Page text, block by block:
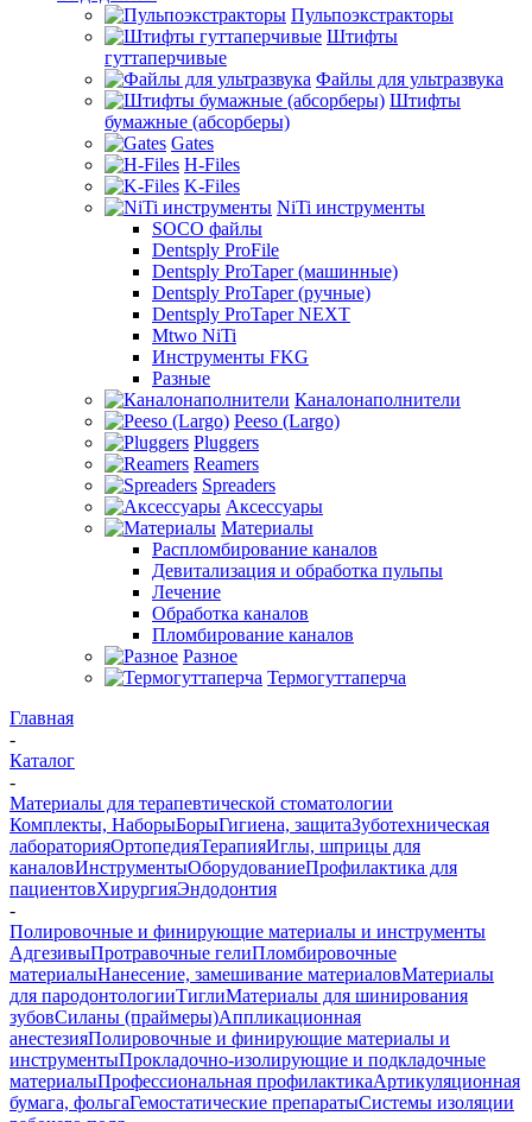
Пульпоэкстракторы
Штифты
гуттаперчивые
Файлы для ультразвука
Штифты
бумажные (абсорберы)
Gates
H-Files
K-Files
NiTi инструменты
SOCO файлы
Dentsply ProFile
Dentsply ProTaper (машинные)
Dentsply ProTaper (ручные)
Dentsply ProTaper NEXT
Mtwo NiTi
Инструменты FKG
Разные
Каналонаполнители
Peeso (Largo)
Pluggers
Reamers
Spreaders
Аксессуары
Материалы
Распломбирование каналов
Девитализация и обработка пульпы
Лечение
Обработка каналов
Пломбирование каналов
Разное
Термогуттаперча
Главная
-
Каталог
-
Материалы для терапевтической стоматологии
Комплекты, НаборыБорыГигиена, защитаЗуботехническая
лабораторияОртопедияТерапияИглы, шприцы для
каналовИнструментыОборудованиеПрофилактика для
пациентовХирургияЭндодонтия
-
Полировочные и финирующие материалы и инструменты
АдгезивыПротравочные гелиПломбировочные
материалыНанесение, замешивание материаловМатериалы
для пародонтологииТиглиМатериалы для шинирования
зубовСиланы (праймеры)Аппликационная
анестезияПолировочные и финирующие материалы и
инструментыПрокладочно-изолирующие и подкладочные
материалыПрофессиональная профилактикаАртикуляционная
бумага, фольгаГемостатические препаратыСистемы изоляции